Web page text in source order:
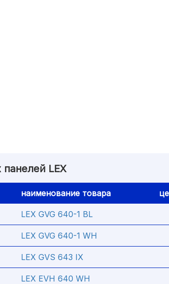
LEX
наименование товара
LEX GVG 640-1 BL
LEX GVG 640-1 WH
LEX GVS 643 IX
LEX EVH 640 WH